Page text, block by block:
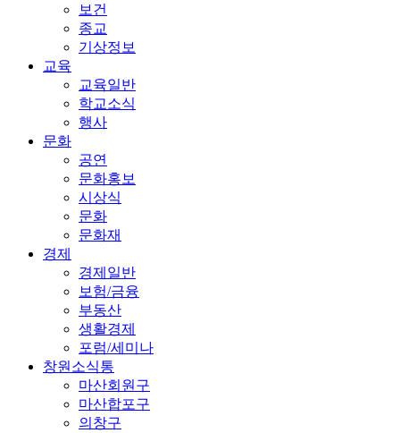
보건
종교
기상정보
교육
교육일반
학교소식
행사
문화
공연
문화홍보
시상식
문화
문화재
경제
경제일반
보험/금융
부동산
생활경제
포럼/세미나
창원소식통
마산회원구
마산합포구
의창구